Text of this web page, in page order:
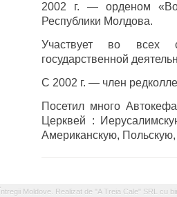
2002 г. — орденом
Республики Молдова.
Участвует во всех
государственной
С 2002 г. — член
Посетил много
Церквей :
Американскую,
Moldove. Realizat de "A Treia Cale" SRL cu